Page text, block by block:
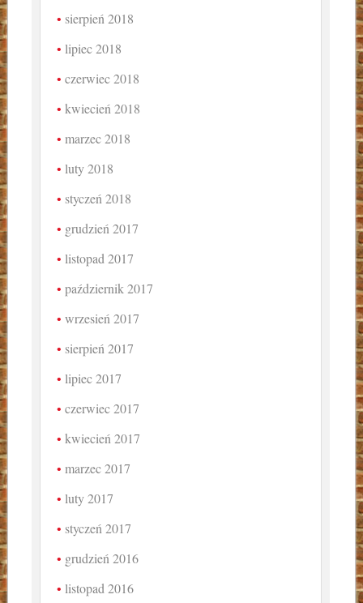
sierpień 2018
lipiec 2018
czerwiec 2018
kwiecień 2018
marzec 2018
luty 2018
styczeń 2018
grudzień 2017
listopad 2017
październik 2017
wrzesień 2017
sierpień 2017
lipiec 2017
czerwiec 2017
kwiecień 2017
marzec 2017
luty 2017
styczeń 2017
grudzień 2016
listopad 2016